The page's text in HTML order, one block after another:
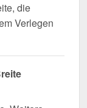
die
Verlegen